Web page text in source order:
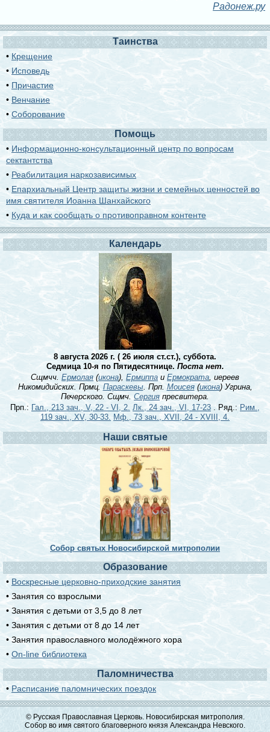
Радонеж.ру
Таинства
• Крещение
• Исповедь
• Причастие
• Венчание
•Соборование
Помощь
• Информационно-консультационный центр по вопросам
сектантства
• Реабилитация наркозависимых
• Епархиальный Центр защиты жизни и семейных ценностей во
имя святителя Иоанна Шанхайского
• Куда и как сообщать о противоправном контенте
Календарь
8 августа 2026 г. ( 26 июля ст.ст.), суббота.
Седмица 10-я по Пятидесятнице. Поста нет.
Сщмчч. Ермолая (икона), Ермиппаи Ермократа, иереев
Никомидийских. Прмц.Параскевы. Прп. Моисея(икона) Угрина,
Печерского. Сщмч. Сергия пресвитера.
Прп.: Гал., 213 зач., V, 22 - VI, 2. Лк., 24 зач., VI, 17-23 . Ряд.: Рим.,
119 зач., XV, 30-33. Мф., 73 зач., XVII, 24 - XVIII, 4.
Наши святые
Собор святых Новосибирской митрополии
Образование
• Воскресные церковно-приходские занятия
• Занятия со взрослыми
• Занятия с детьми от 3,5 до 8 лет
• Занятия с детьми от 8 до 14 лет
• Занятия православного молодёжного хора
• On-line библиотека
Паломничества
• Расписание паломнических поездок
© Русская Православная Церковь. Новосибирская митрополия.
Собор во имя святого благоверного князя Александра Невского.